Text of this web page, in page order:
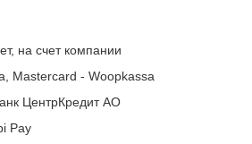
на счет компании
Mastercard - Woopkassa
ЦентрКредит АО
Pay